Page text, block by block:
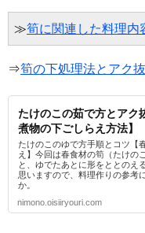
≫筍に関連した料理内
⇒筍の下処理法とアク
たけのこの茹で方とアク
煮物の下ごしらえ方法】
たけのこのゆで方手順とコツ【
え】今回は春食材の筍（たけの
と、ゆでたあとに形をととのえ
思いますので、料理作りの参考
か。
nimono.oisiiryouri.com